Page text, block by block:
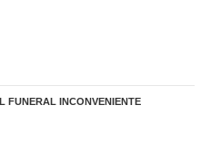
FUNERAL INCONVENIENTE